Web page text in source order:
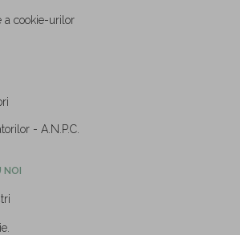
a cookie-urilor
- A.N.P.C.
NOI